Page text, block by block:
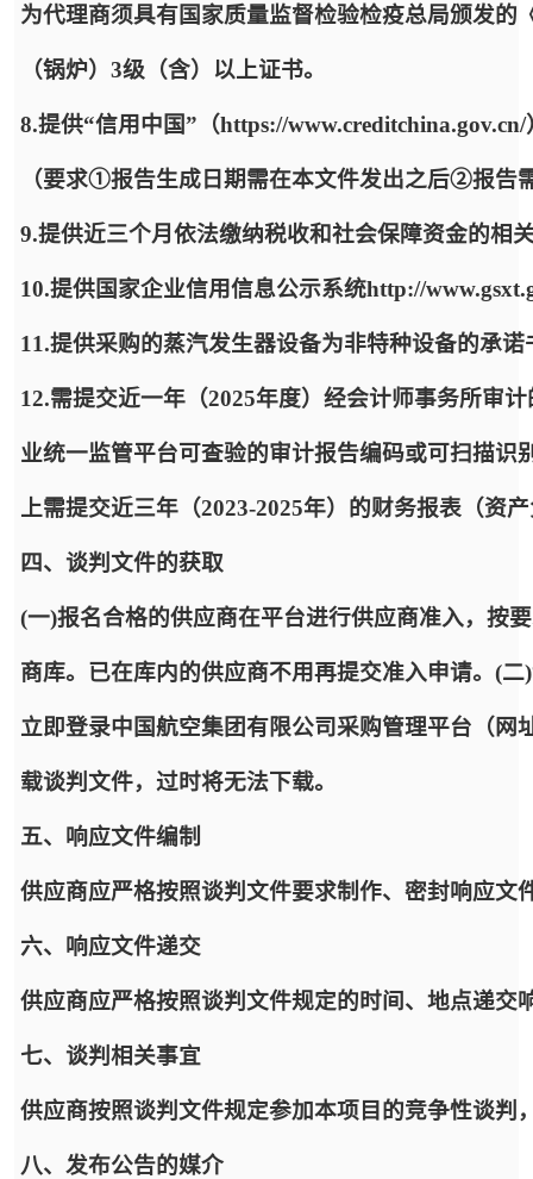
为代理商须具有国家质量监督检验检疫总局颁发
（锅炉）3级（含）以上证书。
8.提供“信用中国”（https://
（要求①报告生成日期需在本文件发出之后②报
9.提供近三个月依法缴纳税收和社会保障资金的相
10.提供国家企业信用信息公示系统http://
11.提供采购的蒸汽发生器设备为非特种设备的承诺
12.需提交近一年（2025年度）经会计师事务所审
业统一监管平台可查验的审计报告编码或可扫描
上需提交近三年（2023-2025年）的财务报表（资
四、谈判文件的获取
(一)报名合格的供应商在平台进行供应商准入，按
商库。已在库内的供应商不用再提交准入申请。(
立即登录中国航空集团有限公司采购管理平台（
载谈判文件，过时将无法下载。
五、响应文件编制
供应商应严格按照谈判文件要求制作、密封响应文
六、响应文件递交
供应商应严格按照谈判文件规定的时间、地点递交
七、谈判相关事宜
供应商按照谈判文件规定参加本项目的竞争性谈判
八、发布公告的媒介